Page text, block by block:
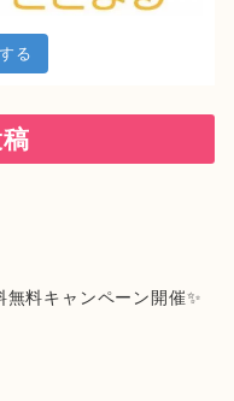
る
無料キャンペーン開催✨